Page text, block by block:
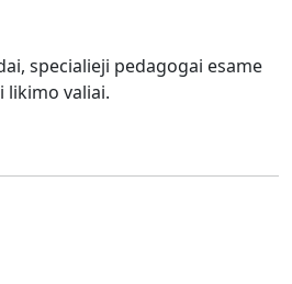
specialieji pedagogai esame
likimo valiai.